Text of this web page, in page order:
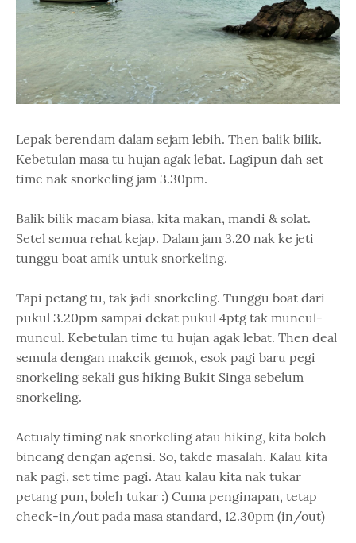
Lepak berendam dalam sejam lebih. Then balik bilik.
Kebetulan masa tu hujan agak lebat. Lagipun dah set
time nak snorkeling jam 3.30pm.
Balik bilik macam biasa, kita makan, mandi & solat.
Setel semua rehat kejap. Dalam jam 3.20 nak ke jeti
tunggu boat amik untuk snorkeling.
Tapi petang tu, tak jadi snorkeling. Tunggu boat dari
pukul 3.20pm sampai dekat pukul 4ptg tak muncul-
muncul. Kebetulan time tu hujan agak lebat. Then deal
semula dengan makcik gemok, esok pagi baru pegi
snorkeling sekali gus hiking Bukit Singa sebelum
snorkeling.
Actualy timing nak snorkeling atau hiking, kita boleh
bincang dengan agensi. So, takde masalah. Kalau kita
nak pagi, set time pagi. Atau kalau kita nak tukar
petang pun, boleh tukar :) Cuma penginapan, tetap
check-in/out pada masa standard, 12.30pm (in/out)